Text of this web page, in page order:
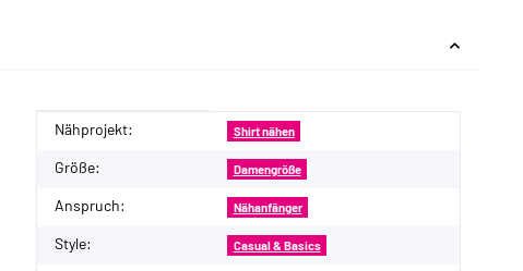
Produkteigenschaft
Wert
Nähprojekt: Shirt nähen
Größe: Damengröße
Anspruch: Nähanfänger
Style: Casual & Basics